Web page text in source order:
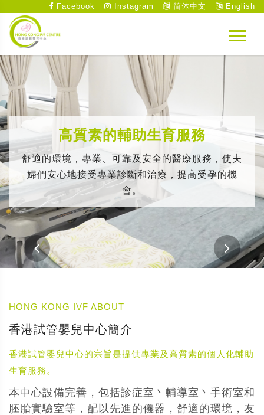
Facebook Instagram 简体中文 English
高質素的輔助生育服務
舒適的環境，專業、可靠及安全的醫療服務，使夫
婦們安心地接受專業診斷和治療，提高受孕的機
會。
HONG KONG IVF ABOUT
香港試管嬰兒中心簡介
香港試管嬰兒中心的宗旨是提供專業及高質素的個人化輔助
生育服務。
本中心設備完善，包括診症室丶輔導室丶手術室和
胚胎實驗室等，配以先進的儀器，舒適的環境，友